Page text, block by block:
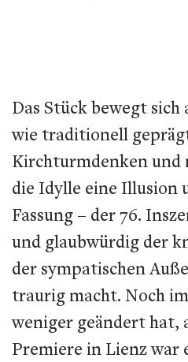
Das Stück bewegt
wie traditionell
Kirchturmdenken und
die Idylle eine Illusion
Fassung – der 76.
und glaubwürdig der
der sympatischen
traurig macht. Noch
weniger geändert hat,
Premiere in Lienz war